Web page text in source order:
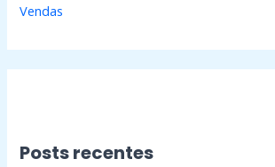
Vendas
Posts recentes